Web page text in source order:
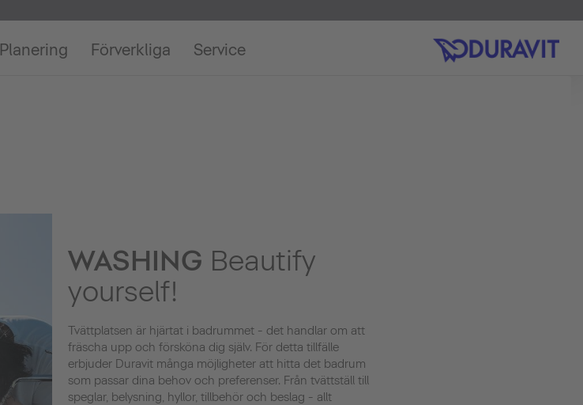
Planering Förverkliga Service
WASHING Beautify
yourself!
Tvättplatsen är hjärtat i badrummet - det handlar om att
fräscha upp och försköna dig själv. För detta tillfälle
erbjuder Duravit många möjligheter att hitta det badrum
som passar dina behov och preferenser. Från tvättställ till
speglar, belysning, hyllor, tillbehör och beslag - allt